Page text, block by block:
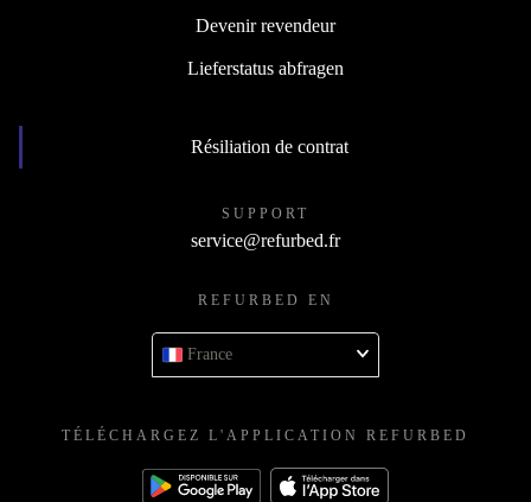
Devenir revendeur
Lieferstatus abfragen
Résiliation de contrat
SUPPORT
service@refurbed.fr
REFURBED EN
France
TÉLÉCHARGEZ L'APPLICATION REFURBED